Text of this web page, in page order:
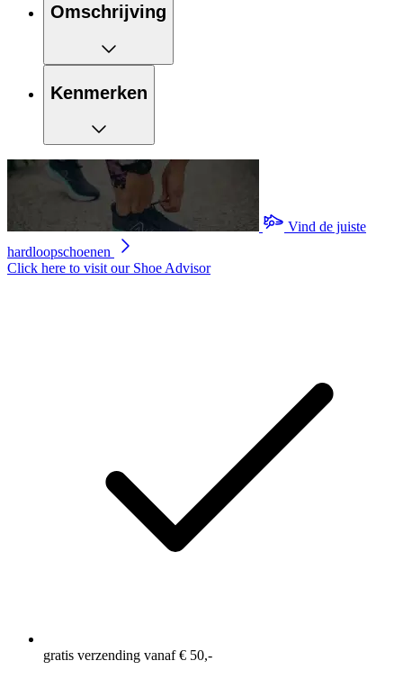
Omschrijving
Kenmerken
Vind de juiste
hardloopschoenen
Click here to visit our Shoe Advisor
gratis verzending vanaf € 50,-